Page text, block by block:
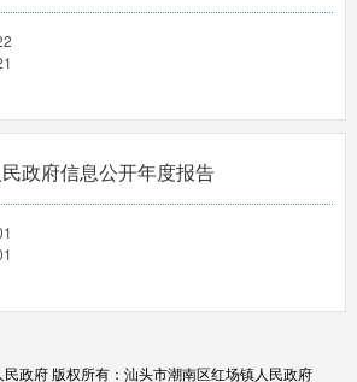
政府信息公开年度报告
民政府 版权所有：汕头市潮南区红场镇人民政府